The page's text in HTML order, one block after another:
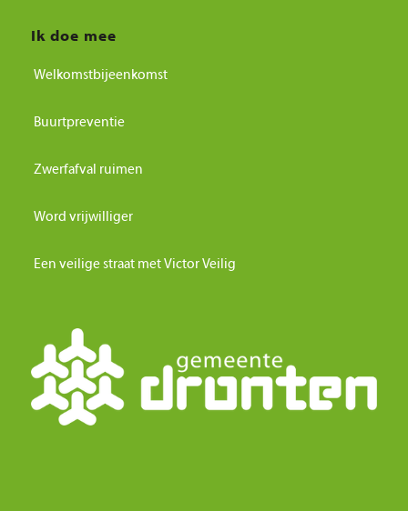
Ik doe mee
Welkomstbijeenkomst
Buurtpreventie
Zwerfafval ruimen
Word vrijwilliger
Een veilige straat met Victor Veilig